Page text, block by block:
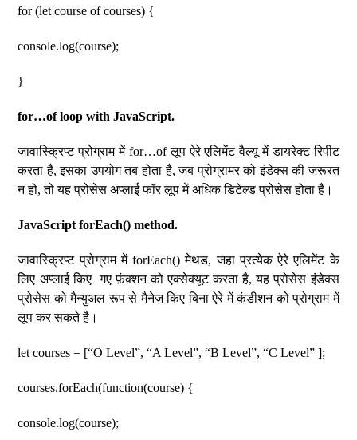
for (let course of courses) {
console.log(course);
}
for…of loop with JavaScript.
जावास्क्रिप्ट प्रोग्राम में for…of लूप ऐरे एलिमेंट वैल्यू में डायरेक्ट रिपीट
करता है, इसका उपयोग तब होता है, जब प्रोग्रामर को इंडेक्स की जरूरत
न हो, तो यह प्रोसेस अप्लाई फॉर लूप में अधिक डिटेल्ड प्रोसेस होता है।
JavaScript forEach() method.
जावास्क्रिप्ट प्रोग्राम में forEach() मेथड, जहा प्रत्येक ऐरे एलिमेंट के
लिए अप्लाई किए गए फ़ंक्शन को एक्सेक्यूट करता है, यह प्रोसेस इंडेक्स
प्रोसेस को मैन्युअल रूप से मैनेज किए बिना ऐरे में कंडीशन को प्रोग्राम में
लूप कर सकते है।
let courses = [“O Level”, “A Level”, “B Level”, “C Level” ];
courses.forEach(function(course) {
console.log(course);